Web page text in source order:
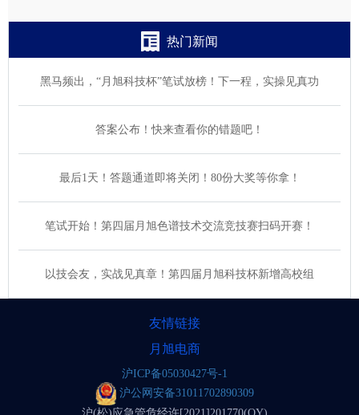
热门新闻
黑马频出，“月旭科技杯”笔试放榜！下一程，实操见真功
答案公布！快来查看你的错题吧！
最后1天！答题通道即将关闭！80份大奖等你拿！
笔试开始！第四届月旭色谱技术交流竞技赛扫码开赛！
以技会友，实战见真章！第四届月旭科技杯新增高校组
友情链接
月旭电商
沪ICP备05030427号-1
沪公网安备31011702890309